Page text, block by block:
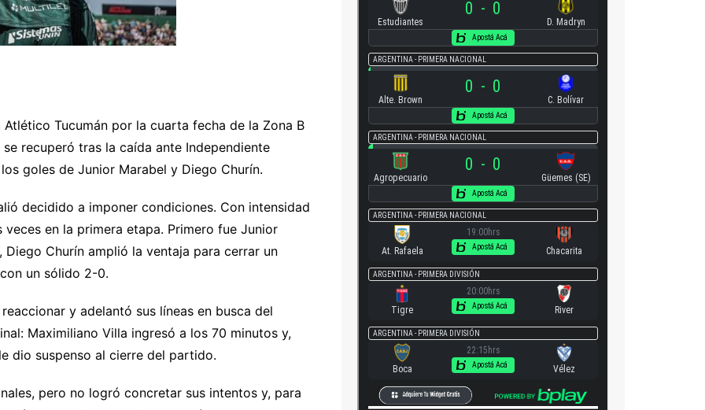
Tucumán por la cuarta fecha de la Zona B
recuperó tras la caída ante Independiente
goles de Junior Marabel y Diego Churín.
decidido a imponer condiciones. Con intensidad
en la primera etapa. Primero fue Junior
Churín amplió la ventaja para cerrar un
un sólido 2-0.
y adelantó sus líneas en busca del
Maximiliano Villa ingresó a los 70 minutos y,
dio suspenso al cierre del partido.
pero no logró concretar sus intentos y, para